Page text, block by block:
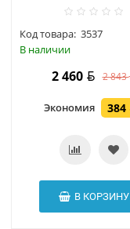
Код товара: 3537
В наличии
2 460 2 843
Экономия 384
В КОРЗИНУ